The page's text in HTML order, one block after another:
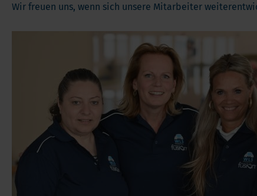
Wir freuen uns, wenn sich unsere Mitarbeiter